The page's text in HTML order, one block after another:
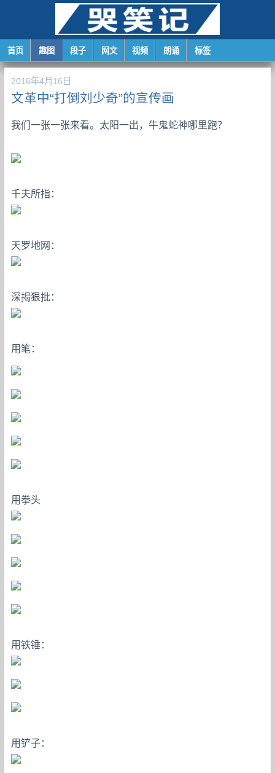
首页 趣图 段子 网文 视频 朗诵 标签
2016年4月16日
文革中“打倒刘少奇”的宣传画
我们一张一张来看。太阳一出，牛鬼蛇神哪里跑？
千夫所指：
天罗地网：
深揭狠批：
用笔：
用拳头
用铁锤：
用铲子：